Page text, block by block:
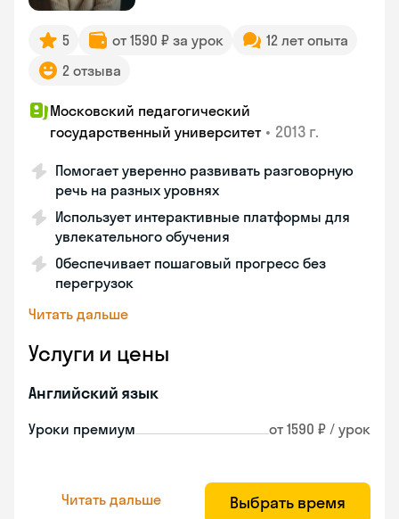
5 от 1590 ₽ за урок
12 лет опыта
2 отзыва
Московский педагогический
государственный университет • 2013 г.
Помогает уверенно развивать разговорную
речь на разных уровнях
Использует интерактивные платформы для
увлекательного обучения
Обеспечивает пошаговый прогресс без
перегрузок
Читать дальше
Услуги и цены
Английский язык
Уроки премиум от 1590 ₽ / урок
Читать дальше Выбрать время